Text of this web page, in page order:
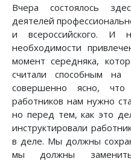
Вчера состоялось
деятелей
и всероссийского.
необходимости
момент середняка,
считали способным
совершенно ясно,
работников нам нужно
но перед тем, как это
инструктировали
в деле. Мы должны
мы должны